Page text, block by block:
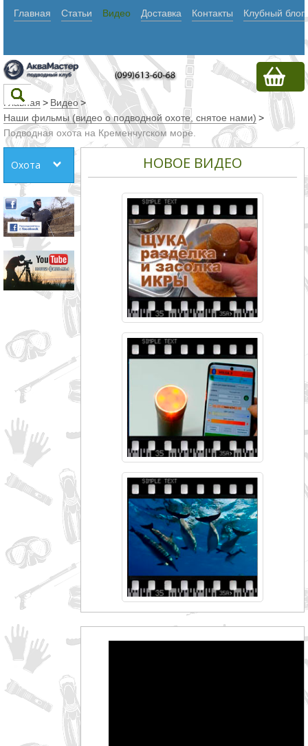
Главная Статьи Видео Доставка Контакты Клубный блог
Текст
Искать
Любое из
слов
Все
слова
Точное
совпадение
Категории
Производитель
_JSHOP_SEARCH_COINS
от
до
грн
Главная > Видео >
Наши фильмы (видео о подводной охоте, снятое нами) >
Подводная охота на Кременчугском море.
Охота НОВОЕ ВИДЕО